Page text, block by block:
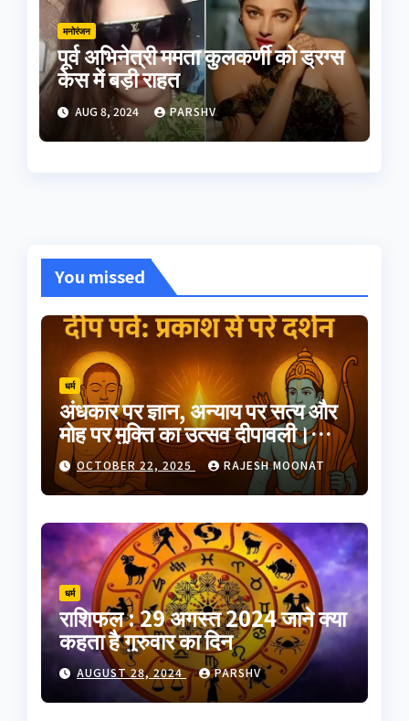
मनोरंजन
पूर्व अभिनेत्री ममता कुलकर्णी को ड्रग्स
केस में बड़ी राहत
AUG 8, 2024 PARSHV
You missed
धर्म
अंधकार पर ज्ञान, अन्याय पर सत्य और
मोह पर मुक्ति का उत्सव दीपावली।
भारतीय परंपरा का यह त्योहार
आत्मप्रकाश का प्रतीक है
OCTOBER 22, 2025 RAJESH MOONAT
धर्म
राशिफल : 29 अगस्त 2024 जाने क्या
कहता है गुरुवार का दिन
AUGUST 28, 2024 PARSHV